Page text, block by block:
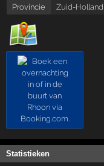
Provincie
Zuid-Holland
Statistieken